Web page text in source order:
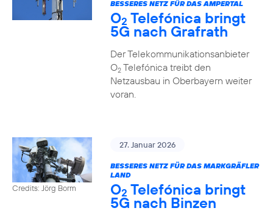
BESSERES NETZ FÜR DAS AMPERTAL
O2 Telefónica bringt
5G nach Grafrath
Der Telekommunikationsanbieter
O2Telefónica treibt den
Netzausbau in Oberbayern weiter
voran.
Credits: Jörg Borm
27. Januar 2026
BESSERES NETZ FÜR DAS MARKGRÄFLER
LAND
O2 Telefónica bringt
5G nach Binzen